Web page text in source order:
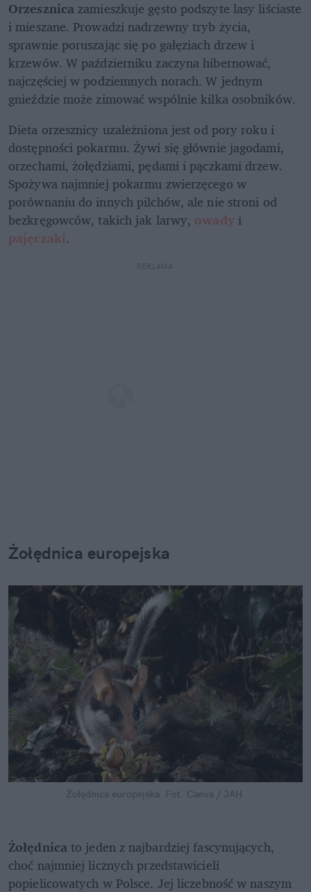
Orzesznica zamieszkuje gęsto podszyte lasy liściaste
i mieszane. Prowadzi nadrzewny tryb życia,
sprawnie poruszając się po gałęziach drzew i
krzewów. W październiku zaczyna hibernować,
najczęściej w podziemnych norach. W jednym
gnieździe może zimować wspólnie kilka osobników.
Dieta orzesznicy uzależniona jest od pory roku i
dostępności pokarmu. Żywi się głównie jagodami,
orzechami, żołędziami, pędami i pączkami drzew.
Spożywa najmniej pokarmu zwierzęcego w
porównaniu do innych pilchów, ale nie stroni od
bezkręgowców, takich jak larwy, owady i
pajęczaki.
REKLAMA
Żołędnica europejska
Żołędnica europejska Fot. Canva / JAH
Żołędnica to jeden z najbardziej fascynujących,
choć najmniej licznych przedstawicieli
popielicowatych w Polsce. Jej liczebność w naszym